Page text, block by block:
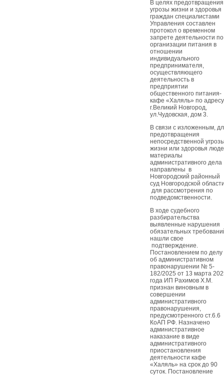
В целях предотвращения
угрозы жизни и здоровья
граждан специалистами
Управления составлен
протокол о временном
запрете деятельности по
организации питания в
отношении
индивидуального
предпринимателя,
осуществляющего
деятельность в
предприятии
общественного питания-
кафе «Халяль» по
г.Великий Новгород,
ул.Чудовская, дом 3.
В связи с изложенным,
предотвращения
непосредственной
жизни или здоровья
материалы
административного дела
направлены в
Новгородский районный
суд Новгородской
для рассмотрения по
подведомственности.
В ходе судебного
разбирательства
выявленные нарушения
обязательных
нашли свое
подтверждение.
Постановлением по делу
об административном
правонарушении № 5-
182/2025 от 13 марта
года ИП Рахимов Х.М.
признан виновным в
совершении
административного
правонарушения,
предусмотренного ст.6.6
КоАП РФ. Назначено
административное
наказание в виде
административного
приостановления
деятельности кафе
«Халяль» на срок до 90
суток. Постановление